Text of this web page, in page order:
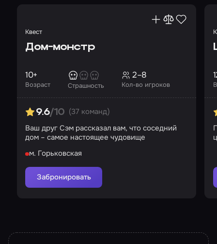
Квест
Дом-монстр
Возраст
10+
Страшность Кол-во игроков
2–8
9.6/10 (37 команд)
Ваш друг Сэм рассказал вам, что соседний
дом – самое настоящее чудовище
м. Горьковская
Забронировать